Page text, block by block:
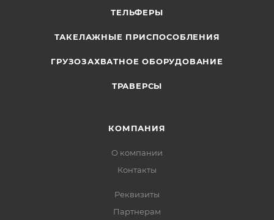
ТЕЛЬФЕРЫ
ТАКЕЛАЖНЫЕ ПРИСПОСОБЛЕНИЯ
ГРУЗОЗАХВАТНОЕ ОБОРУДОВАНИЕ
ТРАВЕРСЫ
КОМПАНИЯ
О компании
Контакты
Реквизиты
Партнерам